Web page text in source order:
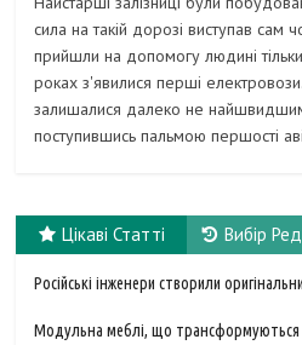
сила на такій дорозі виступав сам
прийшли на допомогу людині
роках з'явилися перші
залишалися далеко не
поступившись пальмою першості
Цікаві Статті Вибір
Російські інженери створили
Модульна меблі, що трансформуються